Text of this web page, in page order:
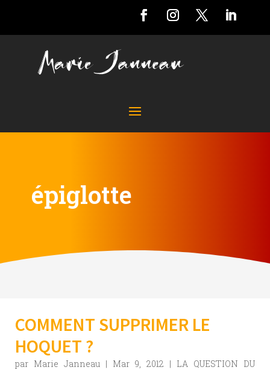
épiglotte
COMMENT SUPPRIMER LE
HOQUET ?
par Marie Janneau | Mar 9, 2012 | LA QUESTION DU